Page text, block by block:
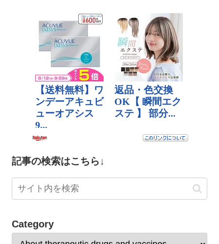
記事の検索はこちら↓
Category